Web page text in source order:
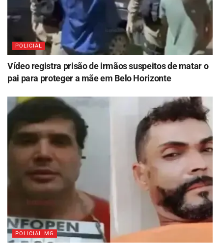
POLICIAL
Vídeo registra prisão de irmãos suspeitos de matar o
pai para proteger a mãe em Belo Horizonte
POLICIAL MG